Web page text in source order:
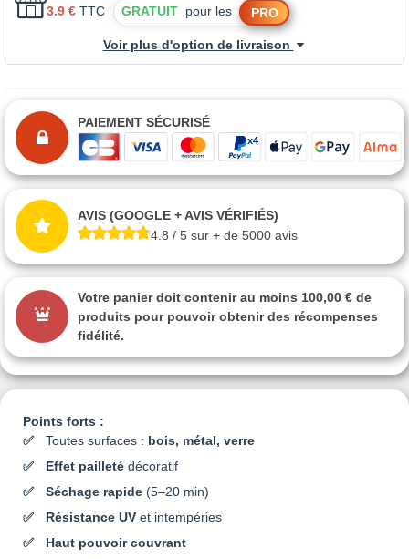
Points forts :
Toutes surfaces : bois, métal, verre
Effet pailleté décoratif
Séchage rapide (5–20 min)
Résistance UV et intempéries
Haut pouvoir couvrant
3.9 € TTC GRATUIT pour les PRO
Voir plus d'option de livraison
PAIEMENT SÉCURISÉ
AVIS (GOOGLE + AVIS VÉRIFIÉS)
4.8 / 5 sur + de 5000 avis
Votre panier doit contenir au moins 100,00 € de
produits pour pouvoir obtenir des récompenses
fidélité.